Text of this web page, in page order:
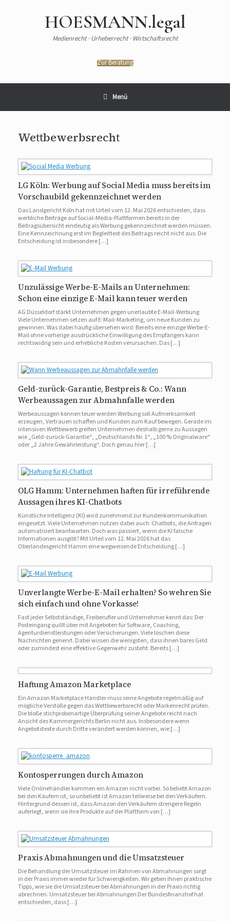
HOESMANN.legal
Medienrecht · Urheberrecht · Wirtschaftsrecht
Zur Beratung
Menü
Wettbewerbsrecht
LG Köln: Werbung auf Social Media muss bereits im
Vorschaubild gekennzeichnet werden
Das Landgericht Köln hat mit Urteil vom 12. Mai 2026 entschieden, dass
werbliche Beiträge auf Social-Media-Plattformen bereits in der
Beitragsübersicht eindeutig als Werbung gekennzeichnet werden müssen.
Eine Kennzeichnung erst im Begleittext des Beitrags reicht nicht aus. Die
Entscheidung ist insbesondere […]
Unzulässige Werbe-E-Mails an Unternehmen:
Schon eine einzige E-Mail kann teuer werden
AG Düsseldorf stärkt Unternehmen gegen unerlaubte E-Mail-Werbung
Viele Unternehmen setzen auf E-Mail-Marketing, um neue Kunden zu
gewinnen. Was dabei häufig übersehen wird: Bereits eine einzige Werbe-E-
Mail ohne vorherige ausdrückliche Einwilligung des Empfängers kann
rechtswidrig sein und erhebliche Kosten verursachen. Das […]
Geld-zurück-Garantie, Bestpreis & Co.: Wann
Werbeaussagen zur Abmahnfalle werden
Werbeaussagen können teuer werden Werbung soll Aufmerksamkeit
erzeugen, Vertrauen schaffen und Kunden zum Kauf bewegen. Gerade im
intensiven Wettbewerb greifen Unternehmen deshalb gerne zu Aussagen
wie „Geld-zurück-Garantie“, „Deutschlands Nr. 1“, „100 % Originalware“
oder „2 Jahre Gewährleistung“. Doch genau hier […]
OLG Hamm: Unternehmen haften für irreführende
Aussagen ihres KI-Chatbots
Künstliche Intelligenz (KI) wird zunehmend zur Kundenkommunikation
eingesetzt. Viele Unternehmen nutzen dabei auch Chatbots, die Anfragen
automatisiert beantworten. Doch was passiert, wenn die KI falsche
Informationen ausgibt? Mit Urteil vom 12. Mai 2026 hat das
Oberlandesgericht Hamm eine wegweisende Entscheidung […]
Unverlangte Werbe-E-Mail erhalten? So wehren Sie
sich einfach und ohne Vorkasse!
Fast jeder Selbstständige, Freiberufler und Unternehmer kennt das: Der
Posteingang quillt über mit Angeboten für Software, Coaching,
Agenturdienstleistungen oder Versicherungen. Viele löschen diese
Nachrichten genervt. Dabei wissen die wenigsten, dass ihnen bares Geld
oder zumindest eine effektive Gegenwehr zusteht. Bereits […]
Haftung Amazon Marketplace
Ein Amazon Marketplace Händler muss seine Angebote regelmäßig auf
mögliche Verstöße gegen das Wettbewerbsrecht oder Markenrecht prüfen.
Die bloße stichprobenartige Überprüfung seiner Angebote reicht nach
Ansicht des Kammergerichts Berlin nicht aus. Insbesondere wenn
Angebotstexte durch Dritte verändert werden können, wie […]
Kontosperrungen durch Amazon
Viele Onlinehändler kommen ein Amazon nicht vorbei. So beliebt Amazon
bei den Käufern ist, so unbeliebt ist Amazon teilweise bei den Verkäufern.
Hintergrund dessen ist, dass Amazon den Verkäufern strengere Regeln
auferlegt, wenn sie ihre Produkte auf der Plattform von […]
Praxis Abmahnungen und die Umsatzsteuer
Die Behandlung der Umsatzsteuer im Rahmen von Abmahnungen sorgt
in der Praxis immer wieder für Schwierigkeiten. Wir geben Ihnen praktische
Tipps, wie sie die Umsatzsteuer bei Abmahnungen in der Praxis richtig
abrechnen. Umsatzsteuer bei Abmahnungen Der Bundesfinanzhof hat
entschieden, dass […]